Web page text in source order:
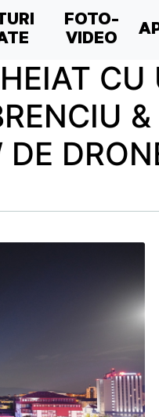
FOTO-
VIDEO
CU